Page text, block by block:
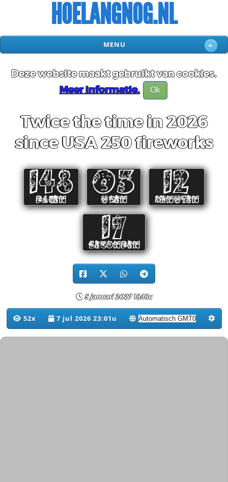
HOELANGNOG.NL
MENU
Deze website maakt gebruikt van cookies.
Meer informatie.
Ok
Twice the time in 2026
since USA 250 fireworks
148
DAGEN
03
UREN
12
MINUTEN
16
SECONDEN
5 januari 2027 18:18u
52x 7 jul 2026 23:01u